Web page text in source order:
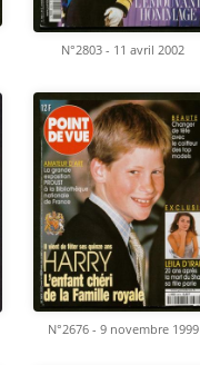
N°2803 - 11 avril 2002
N°2676 - 9 novembre 1999